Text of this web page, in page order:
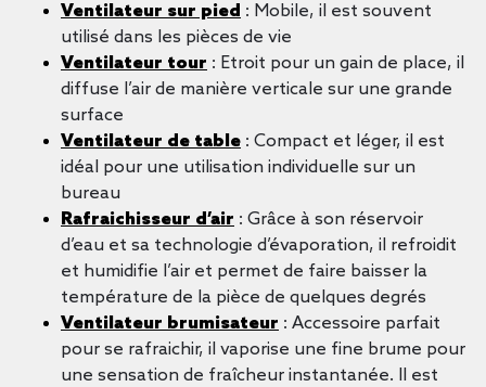
Ventilateur sur pied : Mobile, il est souvent
utilisé dans les pièces de vie
Ventilateur tour : Etroit pour un gain de place, il
diffuse l’air de manière verticale sur une grande
surface
Ventilateur de table : Compact et léger, il est
idéal pour une utilisation individuelle sur un
bureau
Rafraichisseur d’air : Grâce à son réservoir
d’eau et sa technologie d’évaporation, il refroidit
et humidifie l’air et permet de faire baisser la
température de la pièce de quelques degrés
Ventilateur brumisateur : Accessoire parfait
pour se rafraichir, il vaporise une fine brume pour
une sensation de fraîcheur instantanée. Il est